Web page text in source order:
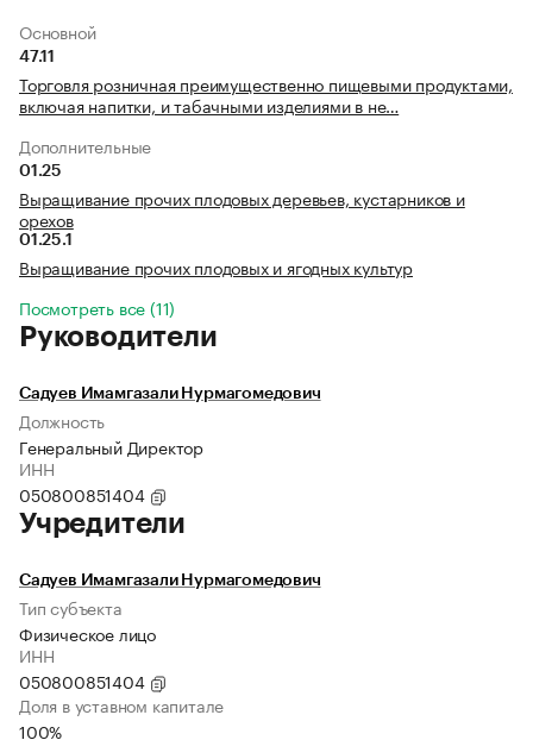
Основной
47.11
Торговля розничная преимущественно пищевыми продуктами,
включая напитки, и табачными изделиями в не…
Дополнительные
01.25
Выращивание прочих плодовых деревьев, кустарников и
орехов
01.25.1
Выращивание прочих плодовых и ягодных культур
Посмотреть все (11)
Руководители
Садуев Имамгазали Нурмагомедович
Должность
Генеральный Директор
ИНН
050800851404
Учредители
Садуев Имамгазали Нурмагомедович
Тип субъекта
Физическое лицо
ИНН
050800851404
Доля в уставном капитале
100%